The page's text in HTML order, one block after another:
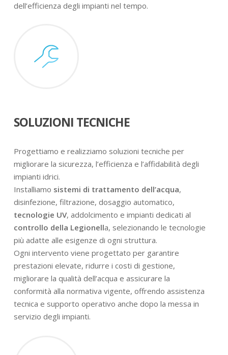
dell’efficienza degli impianti nel tempo.
SOLUZIONI TECNICHE
Progettiamo e realizziamo soluzioni tecniche per
migliorare la sicurezza, l’efficienza e l’affidabilità degli
impianti idrici.
Installiamo sistemi di trattamento dell’acqua,
disinfezione, filtrazione, dosaggio automatico,
tecnologie UV, addolcimento e impianti dedicati al
controllo della Legionella, selezionando le tecnologie
più adatte alle esigenze di ogni struttura.
Ogni intervento viene progettato per garantire
prestazioni elevate, ridurre i costi di gestione,
migliorare la qualità dell’acqua e assicurare la
conformità alla normativa vigente, offrendo assistenza
tecnica e supporto operativo anche dopo la messa in
servizio degli impianti.